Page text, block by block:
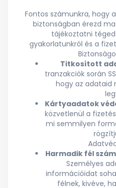
Fontos számunkra, hogy
biztonságban érezd
tájékoztatni
gyakorlatunkról és a
Titkosított
tranzakciók során
hogy az adataid
Kártyaadatok
közvetlenül a
mi semmilyen
Harmadik fél
Személyes
információidat
félnek, kivéve,